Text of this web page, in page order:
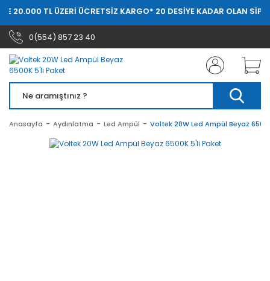
20.000 TL ÜZERİ ÜCRETSİZ KARGO* 20 DESİYE KADAR OLAN
0(554) 857 23 40
Anasayfa Aydınlatma Led Ampül Voltek 20W Led Ampül Beyaz